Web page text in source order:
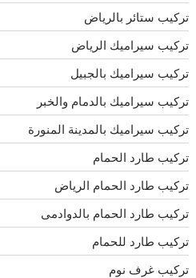
تركيب ستائر بالرياض
تركيب سيراميك الرياض
تركيب سيراميك بالجبيل
تركيب سيراميك بالدمام والخبر
تركيب سيراميك بالمدينة المنورة
تركيب طارد الحمام
تركيب طارد الحمام الرياض
تركيب طارد الحمام بالدوادمى
تركيب طارد للحمام
تركيب غرف نوم